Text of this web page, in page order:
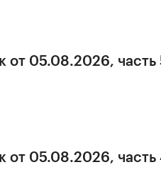
от 05.08.2026, часть
от 05.08.2026, часть